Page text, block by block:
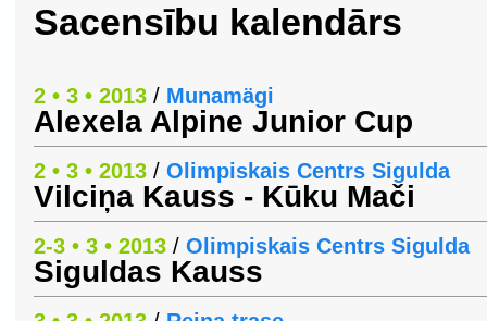
Sacensību kalendārs
2 • 3 • 2013 / Munamägi
Alexela Alpine Junior Cup
2 • 3 • 2013 / Olimpiskais Centrs Sigulda
Vilciņa Kauss - Kūku Mači
2-3 • 3 • 2013 / Olimpiskais Centrs Sigulda
Siguldas Kauss